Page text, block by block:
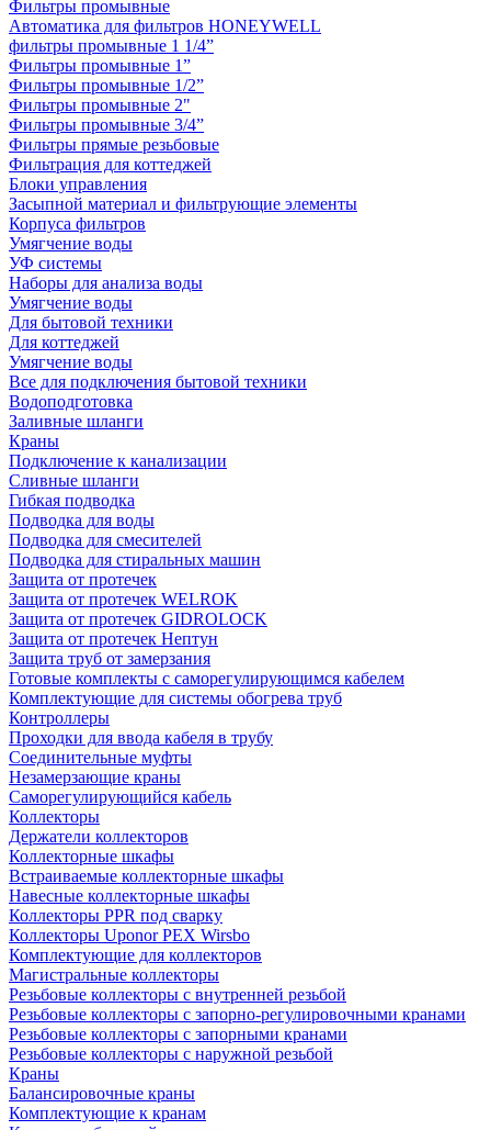
Фильтры промывные
Автоматика для фильтров HONEYWELL
фильтры промывные 1 1/4”
Фильтры промывные 1”
Фильтры промывные 1/2”
Фильтры промывные 2"
Фильтры промывные 3/4”
Фильтры прямые резьбовые
Фильтрация для коттеджей
Блоки управления
Засыпной материал и фильтрующие элементы
Корпуса фильтров
Умягчение воды
УФ системы
Наборы для анализа воды
Умягчение воды
Для бытовой техники
Для коттеджей
Умягчение воды
Все для подключения бытовой техники
Водоподготовка
Заливные шланги
Краны
Подключение к канализации
Сливные шланги
Гибкая подводка
Подводка для воды
Подводка для смесителей
Подводка для стиральных машин
Защита от протечек
Защита от протечек WELROK
Защита от протечек GIDROLOCK
Защита от протечек Нептун
Защита труб от замерзания
Готовые комплекты с саморегулирующимся кабелем
Комплектующие для системы обогрева труб
Контроллеры
Проходки для ввода кабеля в трубу
Соединительные муфты
Незамерзающие краны
Саморегулирующийся кабель
Коллекторы
Держатели коллекторов
Коллекторные шкафы
Встраиваемые коллекторные шкафы
Навесные коллекторные шкафы
Коллекторы PPR под сварку
Коллекторы Uponor PEX Wirsbo
Комплектующие для коллекторов
Магистральные коллекторы
Резьбовые коллекторы с внутренней резьбой
Резьбовые коллекторы с запорно-регулировочными кранами
Резьбовые коллекторы с запорными кранами
Резьбовые коллекторы с наружной резьбой
Краны
Балансировочные краны
Комплектующие к кранам